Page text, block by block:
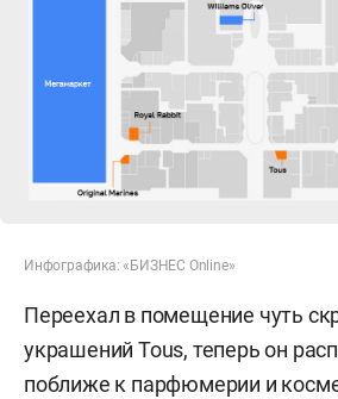
Инфографика: «БИЗНЕС Online»
Переехал в помещение чуть
украшений Tous, теперь он
поближе к парфюмерии и